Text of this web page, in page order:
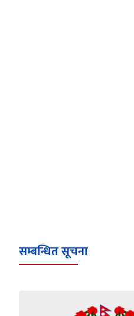
सम्बन्धित सूचना